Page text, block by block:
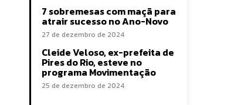
7 sobremesas com maçã para
atrair sucesso no Ano-Novo
27 de dezembro de 2024
Cleide Veloso, ex-prefeita de
Pires do Rio, esteve no
programa Movimentação
25 de dezembro de 2024